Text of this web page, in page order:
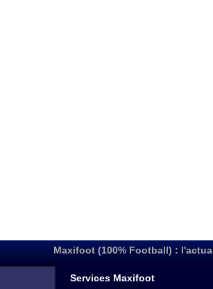
Maxifoot (100% Football) :
Services Maxifoot